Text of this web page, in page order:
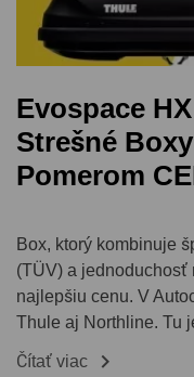
Evospace
Strešné
Pomerom
Box, ktorý kombinuje
(TÜV) a jednoduchosť
najlepšiu cenu. V
Thule aj Northline. Tu
Čítať viac 